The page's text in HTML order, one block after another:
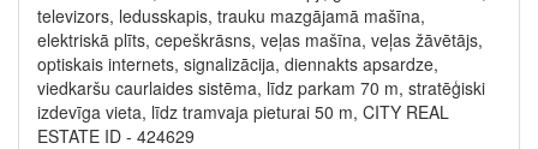
televizors, ledusskapis, trauku mazgājamā mašīna,
elektriskā plīts, cepeškrāsns, veļas mašīna, veļas žāvētājs,
optiskais internets, signalizācija, diennakts apsardze,
viedkaršu caurlaides sistēma, līdz parkam 70 m, stratēģiski
izdevīga vieta, līdz tramvaja pieturai 50 m, CITY REAL
ESTATE ID - 424629